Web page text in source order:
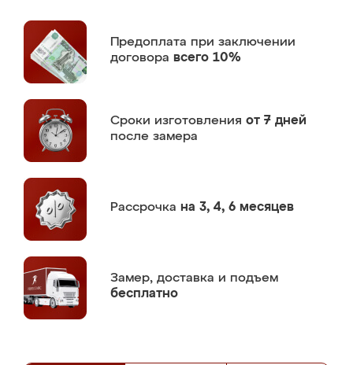
Предоплата при заключении
договора всего 10%
Сроки изготовления от 7 дней
после замера
Рассрочка на 3, 4, 6 месяцев
Замер, доставка и подъем
бесплатно